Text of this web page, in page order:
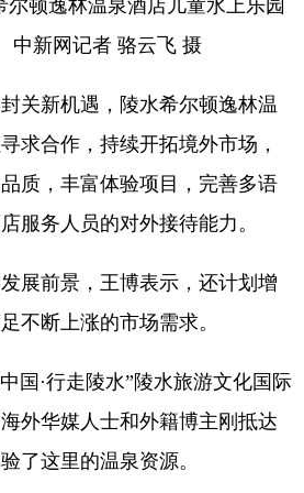
尔顿逸林温泉酒店儿童水上乐园
新网记者 骆云飞 摄
新机遇，陵水希尔顿逸林温
求合作，持续开拓境外市场，
质，丰富体验项目，完善多语
服务人员的对外接待能力。
前景，王博表示，还计划增
不断上涨的市场需求。
·行走陵水”陵水旅游文化国际
外华媒人士和外籍博主刚抵达
了这里的温泉资源。